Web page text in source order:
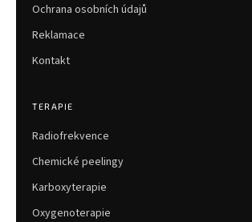
Ochrana osobních údajů
Reklamace
Kontakt
TERAPIE
Radiofrekvence
Chemické peelingy
Karboxyterapie
Oxygenoterapie